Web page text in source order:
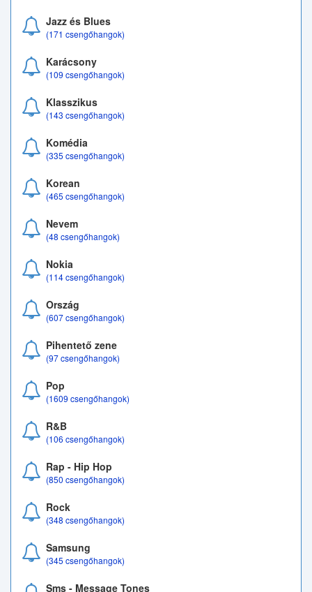
Jazz és Blues
(171 csengőhangok)
Karácsony
(109 csengőhangok)
Klasszikus
(143 csengőhangok)
Komédia
(335 csengőhangok)
Korean
(465 csengőhangok)
Nevem
(48 csengőhangok)
Nokia
(114 csengőhangok)
Ország
(607 csengőhangok)
Pihentető zene
(97 csengőhangok)
Pop
(1609 csengőhangok)
R&B
(106 csengőhangok)
Rap - Hip Hop
(850 csengőhangok)
Rock
(348 csengőhangok)
Samsung
(345 csengőhangok)
Sms - Message Tones